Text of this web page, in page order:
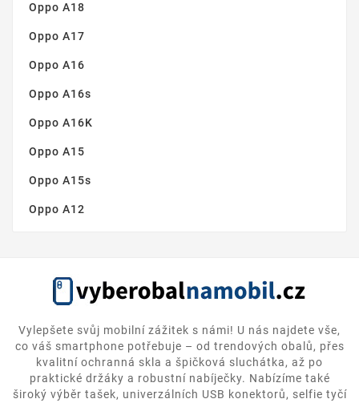
Oppo A18
Oppo A17
Oppo A16
Oppo A16s
Oppo A16K
Oppo A15
Oppo A15s
Oppo A12
Vylepšete svůj mobilní zážitek s námi! U nás najdete vše,
co váš smartphone potřebuje – od trendových obalů, přes
kvalitní ochranná skla a špičková sluchátka, až po
praktické držáky a robustní nabíječky. Nabízíme také
široký výběr tašek, univerzálních USB konektorů, selfie tyčí